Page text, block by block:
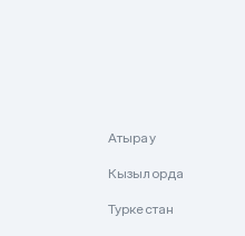
Атырау
Кызылорда
Туркестан